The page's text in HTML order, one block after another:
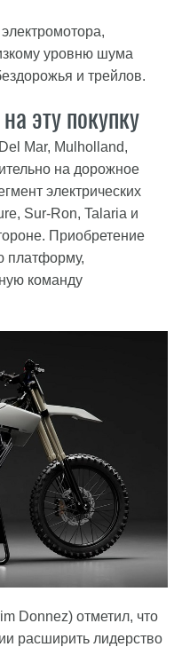
уровню шума
и трейлов.
эту покупку
Mar, Mulholland,
на дорожное
электрических
Sur-Ron, Talaria и
Приобретение
платформу,
команду
Donnez) отметил, что
расширить лидерство